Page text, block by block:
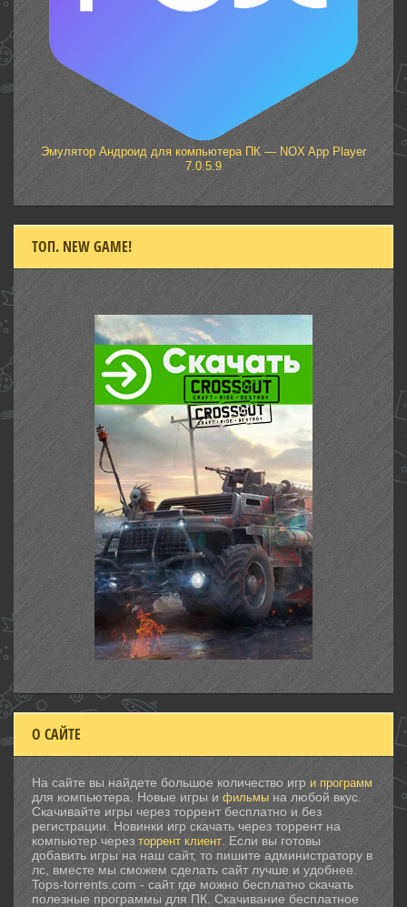
Эмулятор Андроид для компьютера ПК — NOX App Player
7.0.5.9
ТОП. NEW GAME!
О САЙТЕ
На сайте вы найдете большое количество игр и программ
для компьютера. Новые игры и фильмы на любой вкус.
Скачивайте игры через торрент бесплатно и без
регистрации. Новинки игр скачать через торрент на
компьютер через торрент клиент. Если вы готовы
добавить игры на наш сайт, то пишите администратору в
лс, вместе мы сможем сделать сайт лучше и удобнее.
Tops-torrents.com - сайт где можно бесплатно скачать
полезные программы для ПК. Скачивание бесплатное